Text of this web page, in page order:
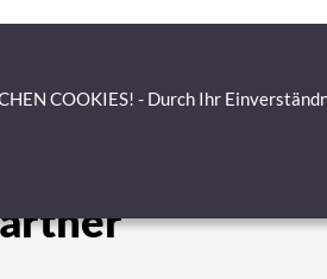
COOKIES! - Durch Ihr